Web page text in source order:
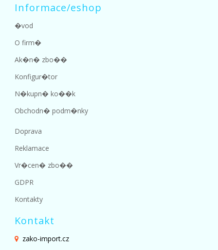
Informace/eshop
�vod
O firm�
Ak�n� zbo��
Konfigur�tor
N�kupn� ko��k
Obchodn� podm�nky
Doprava
Reklamace
Vr�cen� zbo��
GDPR
Kontakty
Kontakt
zako-import.cz